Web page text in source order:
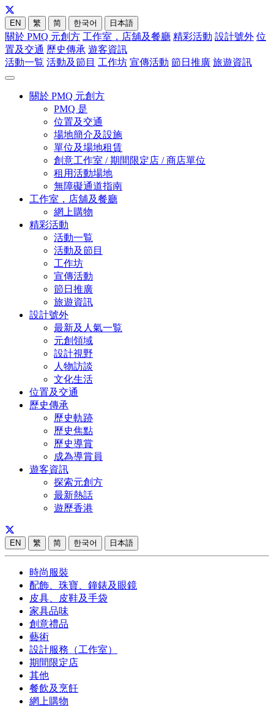
EN 繁 简 한국어 日本語
關於 PMQ 元創方 工作室，店舖及餐廳 精彩活動 設計號外 位
置及交通 歷史傳承 遊客資訊
活動一覧 活動及節目 工作坊 宣傳活動 節日推廣 旅遊資訊
關於 PMQ 元創方
PMQ 是
位置及交通
場地簡介及設施
單位及場地租賃
創意工作室 / 期間限定店 / 商店單位
租用活動場地
無障礙通道指南
工作室，店舖及餐廳
網上購物
精彩活動
活動一覧
活動及節目
工作坊
宣傳活動
節日推廣
旅遊資訊
設計號外
最新及人氣一覧
元創領域
設計視野
人物訪談
文化生活
位置及交通
歷史傳承
歷史軌跡
歷史焦點
歷史導賞
成為導賞員
遊客資訊
探索元創方
最新熱話
遊歷香港
EN 繁 简 한국어 日本語
時尚服裝
配飾、珠寶、鐘錶及眼鏡
皮具、皮鞋及手袋
家具品味
創意禮品
藝術
設計服務（工作室）
期間限定店
其他
餐飲及烹飪
網上購物